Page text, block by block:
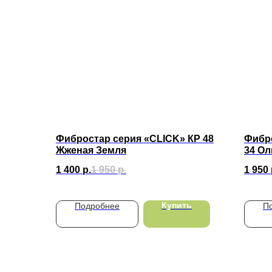
Фибростар серия «CLICK» КP 48
Жженая Земля
1 400 р.1 950 р.
Подробнее Купить
34
1 950